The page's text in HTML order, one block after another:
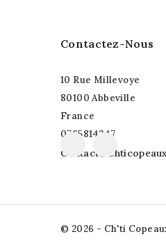
Contactez-Nous
10 Rue Millevoye
80100 Abbeville
France
0765814347
© 2026 - Ch'ti